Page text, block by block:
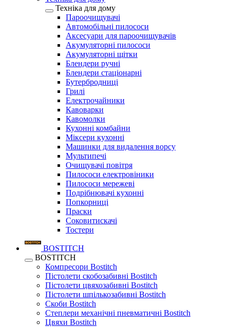
Техніка для дому
Пароочищувачі
Автомобільні пилососи
Аксесуари для пароочищувачів
Акумуляторні пилососи
Акумуляторні щітки
Блендери ручні
Блендери стаціонарні
Бутербродниці
Грилі
Електрочайники
Кавоварки
Кавомолки
Кухонні комбайни
Міксери кухонні
Машинки для видалення ворсу
Мультипечі
Очищувачі повітря
Пилососи електровіники
Пилососи мережеві
Подрібнювачі кухонні
Попкорниці
Праски
Соковитискачі
Тостери
BOSTITCH
BOSTITCH
Компресори Bostitch
Пістолети скобозабивні Bostitch
Пістолети цвяхозабивні Bostitch
Пістолети шпількозабивні Bostitch
Скоби Bostitch
Степлери механічні пневматичні Bostitch
Цвяхи Bostitch